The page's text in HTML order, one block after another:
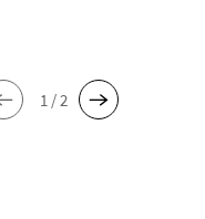
1 / 2